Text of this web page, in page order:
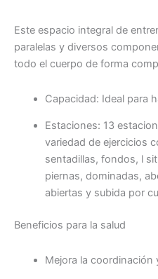
Este espacio integral de
paralelas y diversos
todo el cuerpo de forma
Capacidad: Ideal para
Estaciones: 13
variedad de ejercicios
sentadillas, fondos, l
piernas, dominadas,
abiertas y subida por
Beneficios para la salud
Mejora la coordinación